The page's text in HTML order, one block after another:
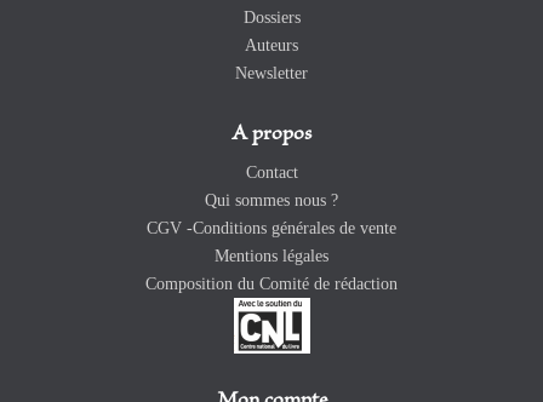
Dossiers
Auteurs
Newsletter
A propos
Contact
Qui sommes nous ?
CGV -Conditions générales de vente
Mentions légales
Composition du Comité de rédaction